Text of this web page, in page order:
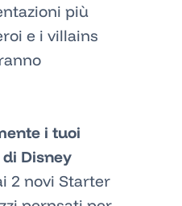
più
e i villains
i tuoi
Disney
2 novi Starter